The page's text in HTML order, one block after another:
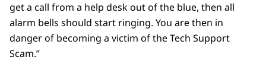
get a call from a help desk out of the blue, then all
alarm bells should start ringing. You are then in
danger of becoming a victim of the Tech Support
Scam.”